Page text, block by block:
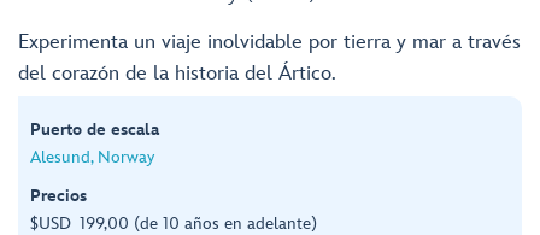
Experimenta un viaje inolvidable por tierra y mar a través
del corazón de la historia del Ártico.
Puerto de escala
Alesund, Norway
Precios
$USD 199,00 (de 10 años en adelante)